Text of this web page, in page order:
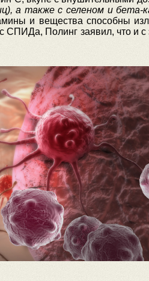
а также с селеном и
и вещества способны
СПИДа, Полинг заявил, что и